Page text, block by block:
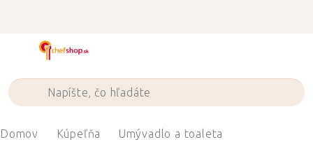
Domov Kúpeľňa Umývadlo a toaleta